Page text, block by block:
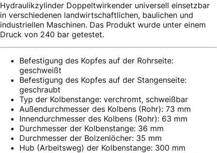
Hydraulikzylinder Doppeltwirkender universell einsetzbar
in verschiedenen landwirtschaftlichen, baulichen und
industriellen Maschinen. Das Produkt wurde unter einem
Druck von 240 bar getestet.
Befestigung des Kopfes auf der Rohrseite:
geschweißt
Befestigung des Kopfes auf der Stangenseite:
geschraubt
Typ der Kolbenstange: verchromt, schweißbar
Außendurchmesser des Kolbens (Rohr): 73 mm
Innendurchmesser des Kolbens (Rohr): 63 mm
Durchmesser der Kolbenstange: 36 mm
Durchmesser der Bolzenlöcher: 35 mm
Hub (Arbeitsweg) der Kolbenstange: 300 mm